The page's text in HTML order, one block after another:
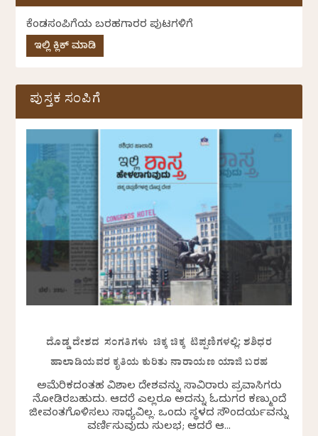
ಕೆಂಡಸಂಪಿಗೆಯ ಬರಹಗಾರರ ಪುಟಗಳಿಗೆ
ಇಲ್ಲಿ ಕ್ಲಿಕ್ ಮಾಡಿ
ಪುಸ್ತಕ ಸಂಪಿಗೆ
ದೊಡ್ಡ ದೇಶದ ಸಂಗತಿಗಳು ಚಿಕ್ಕ ಚಿಕ್ಕ ಟಿಪ್ಪಣಿಗಳಲ್ಲಿ: ಶಶಿಧರ
ಹಾಲಾಡಿಯವರ ಕೃತಿಯ ಕುರಿತು ನಾರಾಯಣ ಯಾಜಿ ಬರಹ
ಅಮೆರಿಕದಂತಹ ವಿಶಾಲ ದೇಶವನ್ನು ಸಾವಿರಾರು ಪ್ರವಾಸಿಗರು
ನೋಡಿರಬಹುದು. ಆದರೆ ಎಲ್ಲರೂ ಅದನ್ನು ಓದುಗರ ಕಣ್ಮುಂದೆ
ಜೀವಂತಗೊಳಿಸಲು ಸಾಧ್ಯವಿಲ್ಲ. ಒಂದು ಸ್ಥಳದ ಸೌಂದರ್ಯವನ್ನು
ವರ್ಣಿಸುವುದು ಸುಲಭ; ಆದರೆ ಆ...